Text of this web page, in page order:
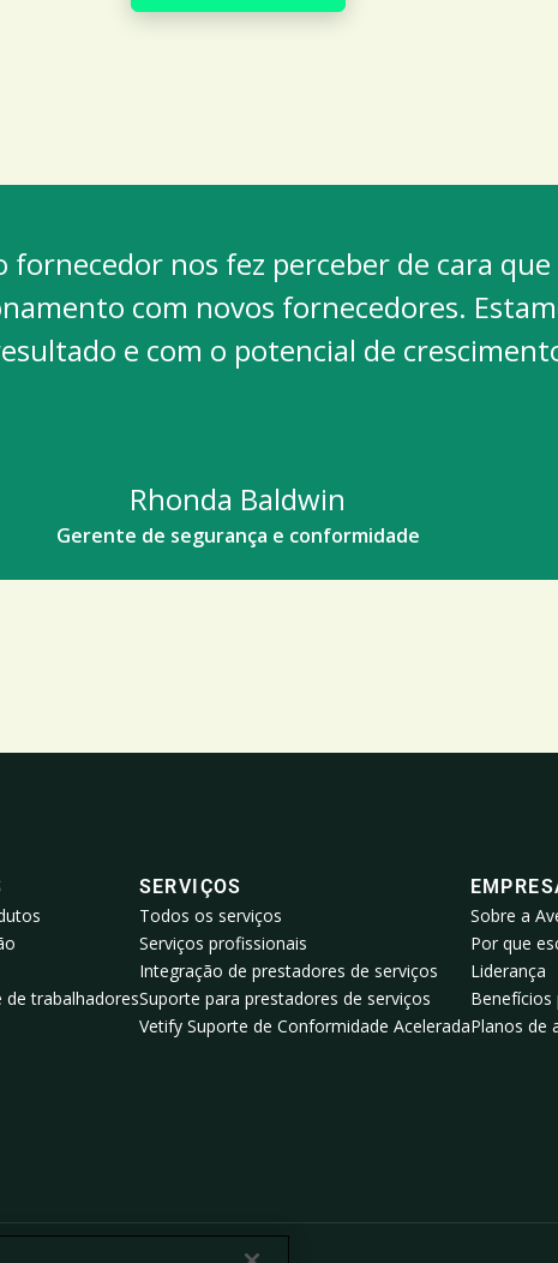
nos fez perceber de cara
com novos fornecedores.
e com o potencial de
Rhonda Baldwin
Gerente de segurança e conformidade
trabalhadores
SERVIÇOS
Todos os serviços
Serviços profissionais
Integração de prestadores de serviços
Suporte para prestadores de serviços
Vetify Suporte de Conformidade Acelerada
Sobre a
Por que
Liderança
Benefícios
Planos de